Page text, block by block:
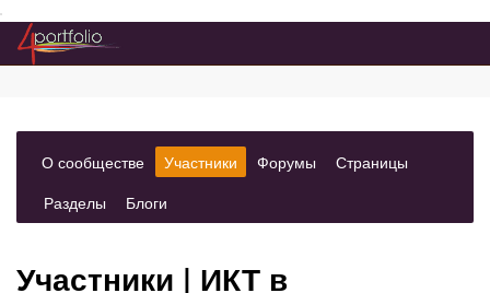
Преейти на главное меню
О сообществе(вкладка)
Участники (вкладка
Форумы (вкладка)
Страницы
Разделы (вкладка)
Блоги
Участники | ИКТ в